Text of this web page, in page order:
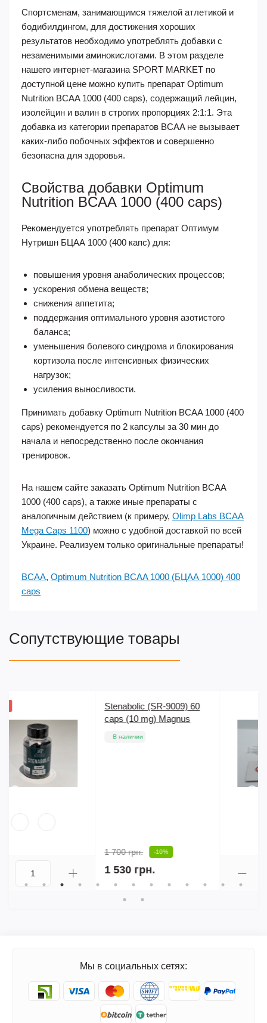
Спортсменам, занимающимся тяжелой атлетикой и
бодибилдингом, для достижения хороших
результатов необходимо употреблять добавки с
незаменимыми аминокислотами. В этом разделе
нашего интернет-магазина SPORT MARKET по
доступной цене можно купить препарат Optimum
Nutrition BCAA 1000 (400 caps), содержащий лейцин,
изолейцин и валин в строгих пропорциях 2:1:1. Эта
добавка из категории препаратов BCAA не вызывает
каких-либо побочных эффектов и совершенно
безопасна для здоровья.
Свойства добавки Optimum
Nutrition BCAA 1000 (400 caps)
Рекомендуется употреблять препарат Оптимум
Нутришн БЦАА 1000 (400 капс) для:
повышения уровня анаболических процессов;
ускорения обмена веществ;
снижения аппетита;
поддержания оптимального уровня азотистого
баланса;
уменьшения болевого синдрома и блокирования
кортизола после интенсивных физических
нагрузок;
усиления выносливости.
Принимать добавку Optimum Nutrition BCAA 1000 (400
caps) рекомендуется по 2 капсулы за 30 мин до
начала и непосредственно после окончания
тренировок.
На нашем сайте заказать Optimum Nutrition BCAA
1000 (400 caps), а также иные препараты с
аналогичным действием (к примеру, Olimp Labs BCAA
Mega Caps 1100) можно с удобной доставкой по всей
Украине. Реализуем только оригинальные препараты!
BCAA, Optimum Nutrition BCAA 1000 (БЦАА 1000) 400
caps
Сопутствующие товары
Пептид Oxytocin (10 mg)
PeptideSciences
Мы в социальных сетях: